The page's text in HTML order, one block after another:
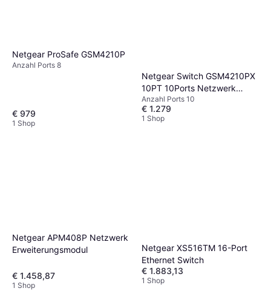
Netgear ProSafe GSM4210P
Anzahl Ports 8
€ 979
1 Shop
Netgear Switch GSM4210PX
10PT 10Ports Netzwerk
Switch
Anzahl Ports 10
€ 1.279
1 Shop
Netgear APM408P Netzwerk
Erweiterungsmodul
€ 1.458,87
1 Shop
Netgear XS516TM 16-Port
Ethernet Switch
€ 1.883,13
1 Shop